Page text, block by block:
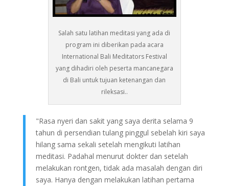
Salah satu latihan meditasi yang ada di
program ini diberikan pada acara
International Bali Meditators Festival
yang dihadiri oleh peserta mancanegara
di Bali untuk tujuan ketenangan dan
rileksasi..
"Rasa nyeri dan sakit yang saya derita selama 9
tahun di persendian tulang pinggul sebelah kiri saya
hilang sama sekali setelah mengikuti latihan
meditasi. Padahal menurut dokter dan setelah
melakukan rontgen, tidak ada masalah dengan diri
saya. Hanya dengan melakukan latihan pertama